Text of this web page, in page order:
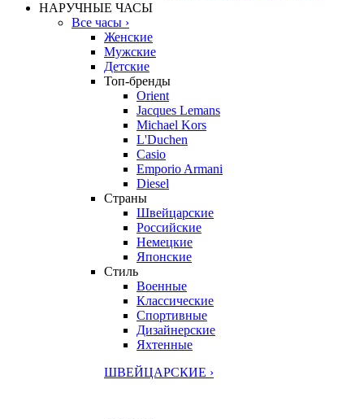
НАРУЧНЫЕ ЧАСЫ
Все часы ›
Женские
Мужские
Детские
Топ-бренды
Orient
Jacques Lemans
Michael Kors
L'Duchen
Casio
Emporio Armani
Diesel
Страны
Швейцарские
Российские
Немецкие
Японские
Стиль
Военные
Классические
Спортивные
Дизайнерские
Яхтенные
ШВЕЙЦАРСКИЕ ›